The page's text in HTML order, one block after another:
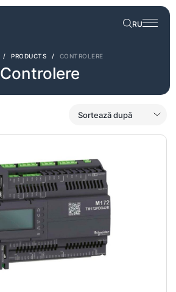
RU
/ PRODUCTS / CONTROLERE
Controlere